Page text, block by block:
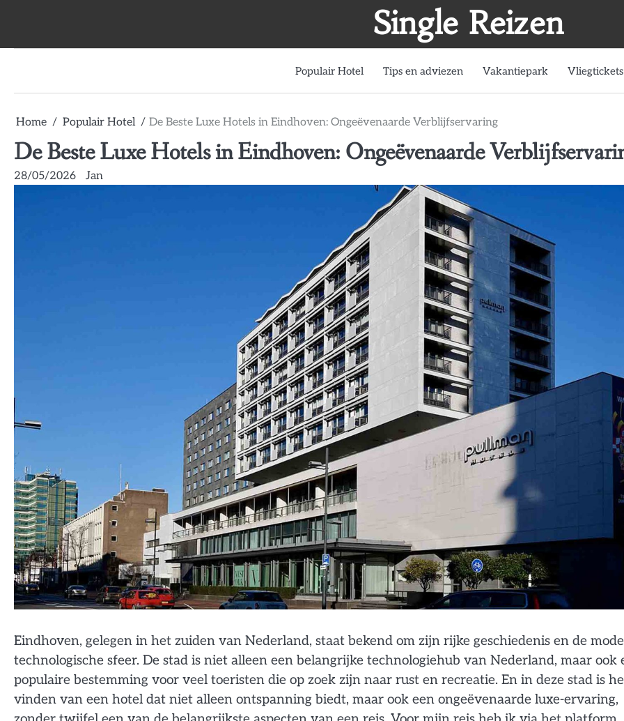
Single Reizen
Populair Hotel Tips en adviezen Vakantiepark Vliegtickets
Home Populair Hotel De Beste Luxe Hotels in Eindhoven: Ongeëvenaarde Verblijfservaring
De Beste Luxe Hotels in Eindhoven: Ongeëvenaarde
28/05/2026 Jan
Eindhoven, gelegen in het zuiden van Nederland, staat bekend om zijn rijke geschiedenis en de
technologische sfeer. De stad is niet alleen een belangrijke technologiehub van Nederland, maar ook
populaire bestemming voor veel toeristen die op zoek zijn naar rust en recreatie. En in deze stad is
vinden van een hotel dat niet alleen ontspanning biedt, maar ook een ongeëvenaarde luxe-ervaring,